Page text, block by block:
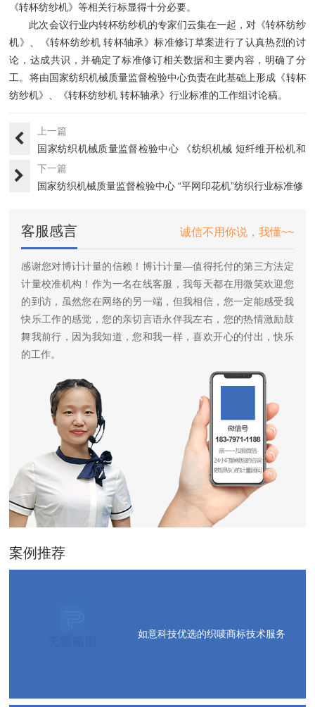
《转杯纺纱机》等相关行标显得十分必要。
此次会议行业内转杯纺纱机的专家们云集在一起，对《转杯纺纱
机》、《转杯纺纱机 转杯轴承》标准修订草案进行了认真热烈的讨
论，达成共识，并确定了标准修订相关数据和主要内容，明确了分
工。将由国家纺织机械质量监督检验中心负责在此基础上形成《转杯
纺纱机》、《转杯纺纱机 转杯轴承》行业标准的工作组讨论稿。
上一篇
国家纺织机械质量监督检验中心 《纺织机械 短纤维开松机和
清棉···
下一篇
国家纺织机械质量监督检验中心 “平网印花机”纺织行业标准修
客服感言 诚信不用你说，我懂~~
感谢您对博计计量的信赖！博计计量—值得托付的第三方法定
计量校准机构！作为一名在线客服，我每天都在用微笑欢迎您
的到访，虽然您在网络的另一端，但我相信，您一定能感受我
快乐工作的感觉，您的亲切言语永伴我左右，您的热情激励鼓
舞我前行，因为我知道，您和我一样，喜欢开心的付出，快乐
的工作。
案例推荐
如意科技优选的织唛商标技术服务